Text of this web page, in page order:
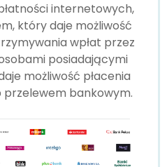
internetowych,
który daje możliwość
wpłat przez
posiadającymi
możliwość płacenia
bankowym.